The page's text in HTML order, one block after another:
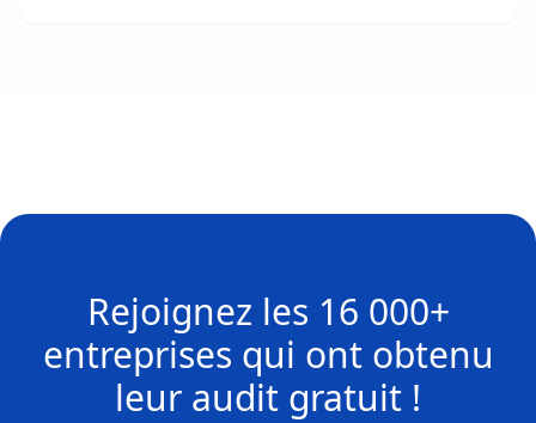
Rejoignez les 16 000+
entreprises qui ont obtenu
leur audit gratuit !